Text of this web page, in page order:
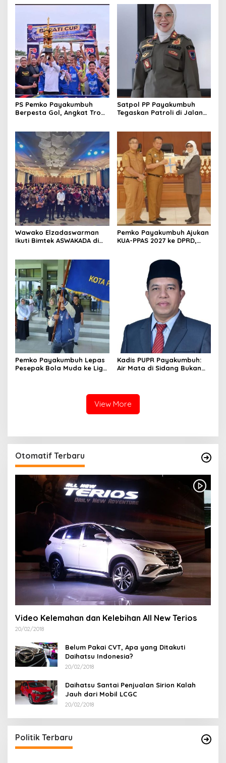
PS Pemko Payakumbuh
Berpesta Gol, Angkat Trofi
Satpol PP Payakumbuh
Tegaskan Patroli di Jalan
Wawako Elzadaswarman
Ikuti Bimtek ASWAKADA di
Sinkronisasi Kebijakan
Pemko Payakumbuh Ajukan
KUA-PPAS 2027 ke DPRD,
Pemko Payakumbuh Lepas
Pesepak Bola Muda ke Liga
Kadis PUPR Payakumbuh:
Air Mata di Sidang Bukan
View More
Otomatif Terbaru
Video Kelemahan dan Kelebihan All New Terios
20/02/2018
Belum Pakai CVT, Apa yang Ditakuti
Daihatsu Indonesia?
20/02/2018
Daihatsu Santai Penjualan Sirion Kalah
Jauh dari Mobil LCGC
20/02/2018
Politik Terbaru